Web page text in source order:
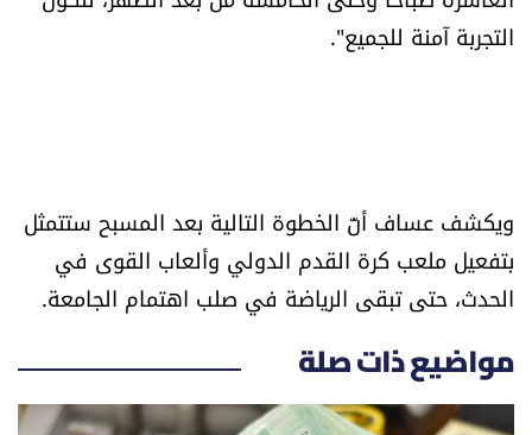
التجربة آمنة للجميع".
ويكشف عساف أنّ الخطوة التالية بعد المسبح ستتمثل
بتفعيل ملعب كرة القدم الدولي وألعاب القوى في
الحدث، حتى تبقى الرياضة في صلب اهتمام الجامعة.
مواضيع ذات صلة